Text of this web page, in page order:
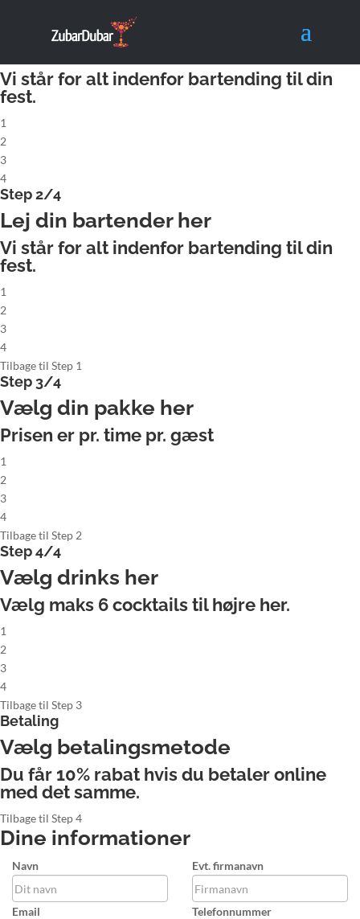
Lej komplet cocktailbar
Vi står for alt indenfor bartending til din
fest.
1
2
3
4
Step 2/4
Lej din bartender her
Vi står for alt indenfor bartending til din
fest.
1
2
3
4
Tilbage til Step 1
Step 3/4
Vælg din pakke her
Prisen er pr. time pr. gæst
1
2
3
4
Tilbage til Step 2
Step 4/4
Vælg drinks her
Vælg maks 6cocktails til højre her.
1
2
3
4
Tilbage til Step 3
Betaling
Vælg betalingsmetode
Du får 10% rabat hvis du betaler online
med det samme.
Tilbage til Step 4
Dine informationer
Navn Evt. firmanavn
Email Telefonnummer